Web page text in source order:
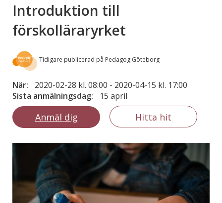
Introduktion till
förskolläraryrket
Tidigare publicerad på Pedagog Göteborg
När: 2020-02-28 kl. 08:00 - 2020-04-15 kl. 17:00
Sista anmälningsdag:
15 april
Anmäl dig Hitta hit